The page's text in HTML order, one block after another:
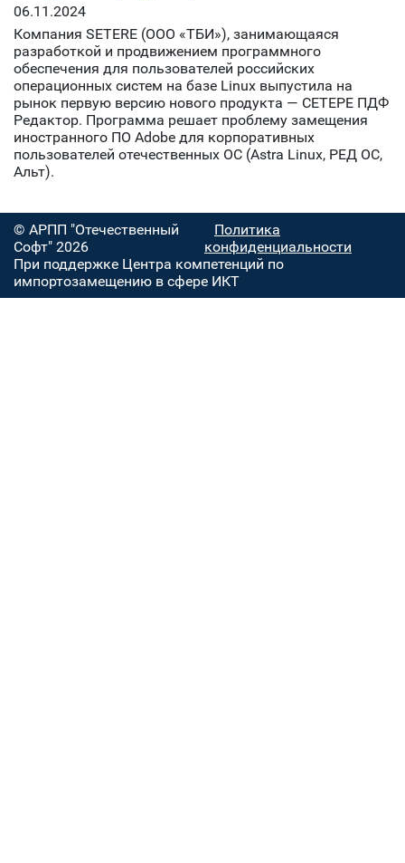
06.11.2024
Компания SETERE (ООО «ТБИ»), занимающаяся
разработкой и продвижением программного
обеспечения для пользователей российских
операционных систем на базе Linux выпустила на
рынок первую версию нового продукта — СЕТЕРЕ ПДФ
Редактор. Программа решает проблему замещения
иностранного ПО Adobe для корпоративных
пользователей отечественных ОС (Astra Linux, РЕД ОС,
Альт).
© АРПП "Отечественный
Софт" 2026
Политика
конфиденциальности
При поддержке Центра компетенций по
импортозамещению в сфере ИКТ